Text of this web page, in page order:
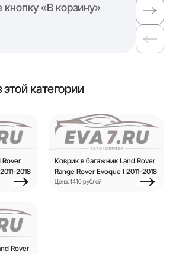
«В корзину»
этой категории
Rover
2018
Коврик в багажник Land Rover
Range Rover Evoque I 2011-2018
Цена: 1410 рублей
Rover